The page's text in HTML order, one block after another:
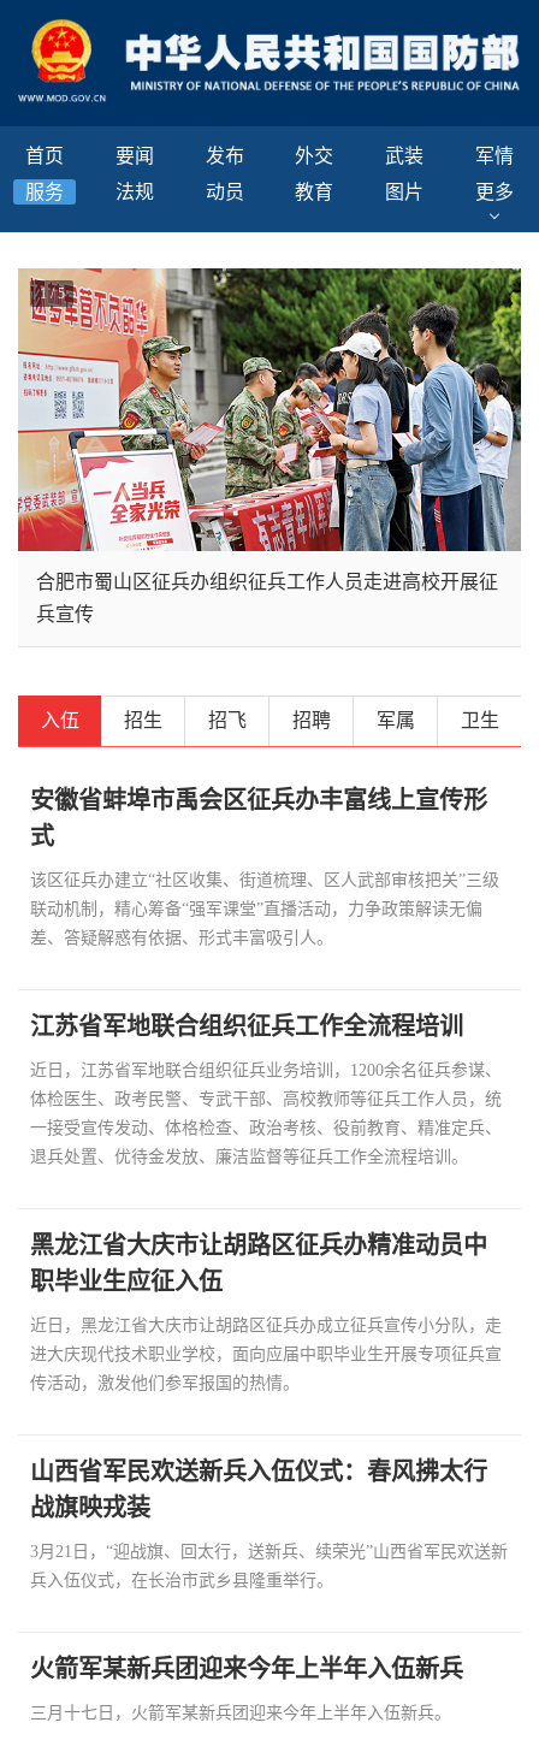
首页 要闻 发布 外交 武装
军情
服务
法规 动员 教育 图片 更多
合肥市蜀山区征兵办组织征兵工作人员走进高校开展征
兵宣传
1/5
入伍 招生 招飞 招聘 军属 卫生
安徽省蚌埠市禹会区征兵办丰富线上宣传形
式
该区征兵办建立“社区收集、街道梳理、区人武部审核把关”三级
联动机制，精心筹备“强军课堂”直播活动，力争政策解读无偏
差、答疑解惑有依据、形式丰富吸引人。
江苏省军地联合组织征兵工作全流程培训
近日，江苏省军地联合组织征兵业务培训，1200余名征兵参谋、
体检医生、政考民警、专武干部、高校教师等征兵工作人员，统
一接受宣传发动、体格检查、政治考核、役前教育、精准定兵、
退兵处置、优待金发放、廉洁监督等征兵工作全流程培训。
黑龙江省大庆市让胡路区征兵办精准动员中
职毕业生应征入伍
近日，黑龙江省大庆市让胡路区征兵办成立征兵宣传小分队，走
进大庆现代技术职业学校，面向应届中职毕业生开展专项征兵宣
传活动，激发他们参军报国的热情。
山西省军民欢送新兵入伍仪式：春风拂太行
战旗映戎装
3月21日，“迎战旗、回太行，送新兵、续荣光”山西省军民欢送新
兵入伍仪式，在长治市武乡县隆重举行。
火箭军某新兵团迎来今年上半年入伍新兵
三月十七日，火箭军某新兵团迎来今年上半年入伍新兵。